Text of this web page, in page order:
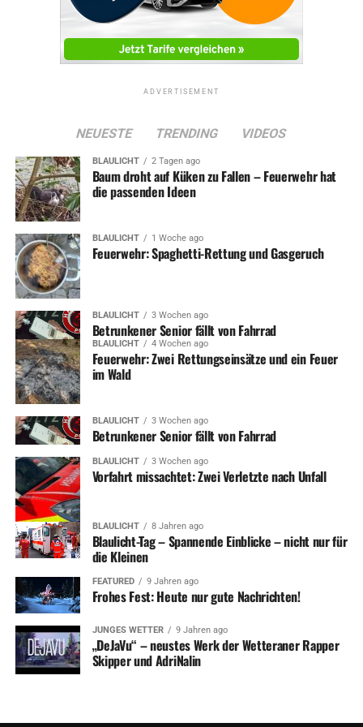
Feuerwehr: Ziemlich viel Arbeit durch Sturmschäden
ADVERTISEMENT
NEUESTE TRENDING VIDEOS
BLAULICHT 2 Tagen ago
Baum droht auf Küken zu Fallen – Feuerwehr hat
die passenden Ideen
BLAULICHT 1 Woche ago
Feuerwehr: Spaghetti-Rettung und Gasgeruch
BLAULICHT 3 Wochen ago
Betrunkener Senior fällt von Fahrrad
BLAULICHT 4 Wochen ago
Feuerwehr: Zwei Rettungseinsätze und ein Feuer
im Wald
BLAULICHT 3 Wochen ago
Betrunkener Senior fällt von Fahrrad
BLAULICHT 3 Wochen ago
Vorfahrt missachtet: Zwei Verletzte nach Unfall
BLAULICHT 8 Jahren ago
Blaulicht-Tag – Spannende Einblicke – nicht nur für
die Kleinen
FEATURED 9 Jahren ago
Frohes Fest: Heute nur gute Nachrichten!
JUNGES WETTER 9 Jahren ago
„DeJaVu“ – neustes Werk der Wetteraner Rapper
Skipper und AdriNalin